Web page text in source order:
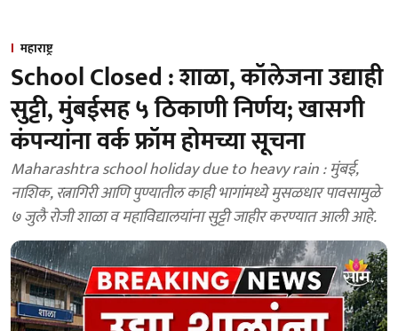
महाराष्ट्र
School Closed : शाळा, कॉलेजना उद्याही
सुट्टी, मुंबईसह ५ ठिकाणी निर्णय; खासगी
कंपन्यांना वर्क फ्रॉम होमच्या सूचना
Maharashtra school holiday due to heavy rain : मुंबई,
नाशिक, रत्नागिरी आणि पुण्यातील काही भागांमध्ये मुसळधार पावसामुळे
७ जुलै रोजी शाळा व महाविद्यालयांना सुट्टी जाहीर करण्यात आली आहे.